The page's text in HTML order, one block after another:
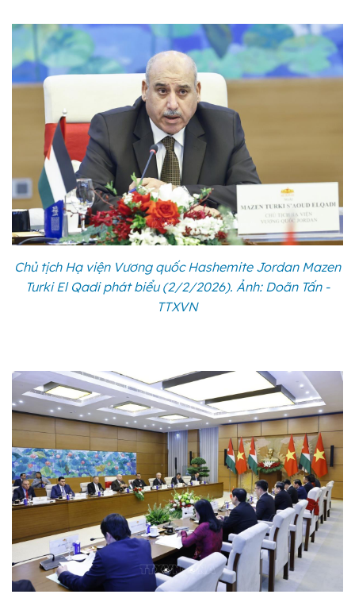
Chủ tịch Hạ viện Vương quốc Hashemite Jordan Mazen
Turki El Qadi phát biểu (2/2/2026). Ảnh: Doãn Tấn -
TTXVN